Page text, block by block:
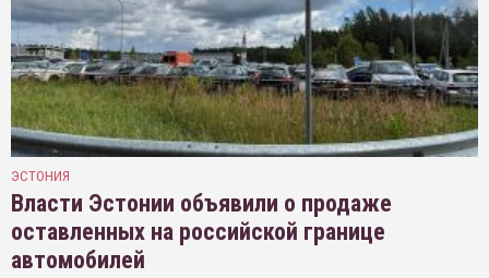
ЭСТОНИЯ
Власти Эстонии объявили о продаже
оставленных на российской границе
автомобилей